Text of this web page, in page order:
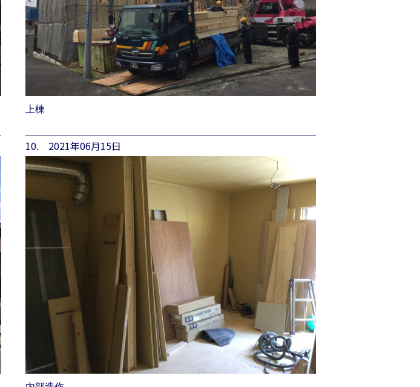
上棟
10. 2021年06月15日